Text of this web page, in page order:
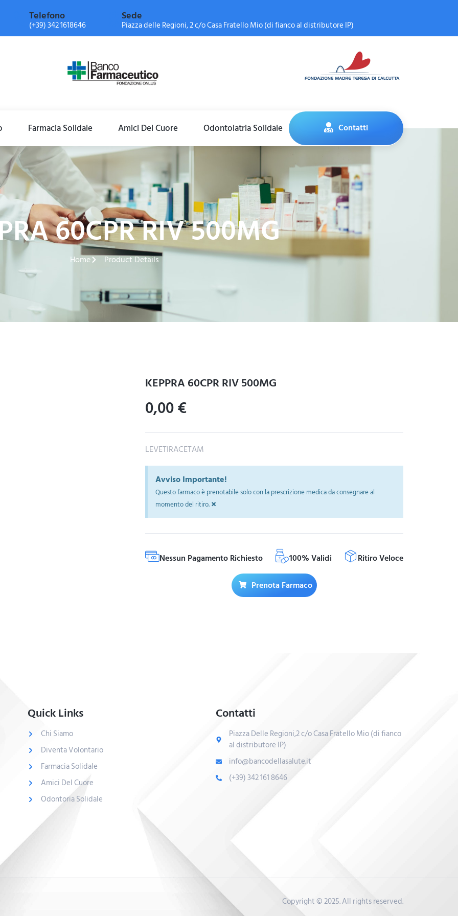
Telefono
(+39) 342 1618646
Sede
Piazza delle Regioni, 2 c/o Casa Fratello Mio (di fianco al distributore IP)
Farmacia Solidale Amici Del Cuore Odontoiatria Solidale Contatti
60CPR RIV 500MG
Home Product Details
KEPPRA 60CPR RIV 500MG
0,00€
LEVETIRACETAM
Avviso Importante!
Questo farmaco è prenotabile solo con la prescrizione medica da consegnare al
momento del ritiro.×
Nessun Pagamento Richiesto 100% Validi Ritiro Veloce
Prenota Farmaco
Quick Links
Chi Siamo
Diventa Volontario
Farmacia Solidale
Amici Del Cuore
Odontoria Solidale
Contatti
Piazza Delle Regioni,2 c/o Casa Fratello Mio (di fianco
al distributore IP)
info@bancodellasalute.it
(+39) 342 161 8646
Copyright © 2025. All rights reserved.